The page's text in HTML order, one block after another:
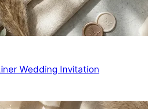
Wedding Invitation